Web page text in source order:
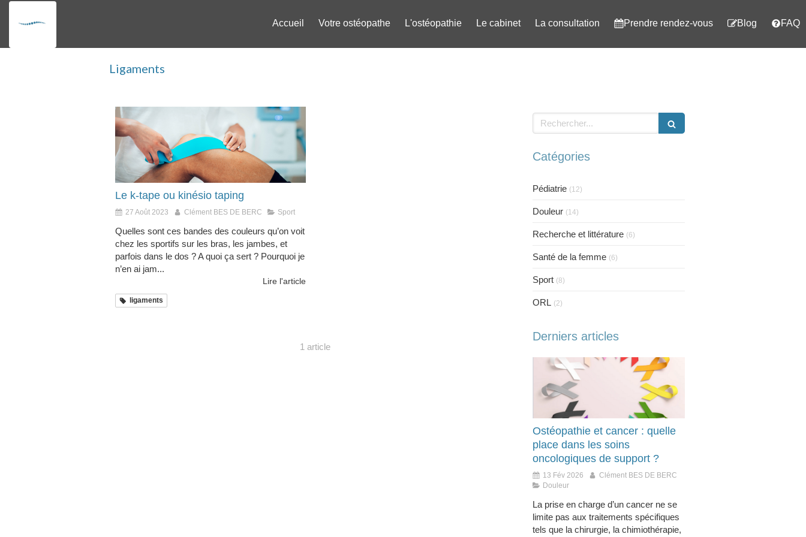
Accueil Votre ostéopathe L'ostéopathie Le cabinet La consultation Prendre rendez-vous Blog FAQ
Ligaments
Le k-tape ou kinésio taping
27 Août 2023 Clément BES DE BERC Sport
Quelles sont ces bandes des couleurs qu’on voit
chez les sportifs sur les bras, les jambes, et
parfois dans le dos ? A quoi ça sert ? Pourquoi je
n’en ai jam...
Lire l'article
ligaments
1 article
Rechercher
Catégories
Pédiatrie (12)
Douleur (14)
Recherche et littérature (6)
Santé de la femme (6)
Sport (8)
ORL (2)
Derniers articles
Ostéopathie et cancer : quelle
place dans les soins
oncologiques de support ?
13 Fév 2026
Clément BES DE BERC
Douleur
La prise en charge d’un cancer ne se
limite pas aux traitements spécifiques
tels que la chirurgie, la chimiothérapie,